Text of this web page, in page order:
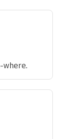
where.